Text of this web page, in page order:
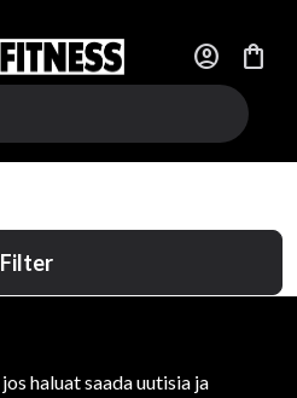
account_circle
shopping_bag
Filter
haluat saada uutisia ja